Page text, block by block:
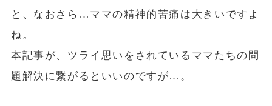
と、なおさら…ママの精神的苦痛は大きいですよ
ね。
本記事が、ツライ思いをされているママたちの問
題解決に繋がるといいのですが…。